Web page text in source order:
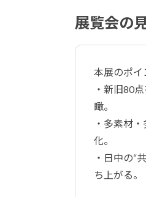
展覧会の
本展のポイ
・新旧80
瞰。
・多素材
化。
・日中の“
ち上がる。